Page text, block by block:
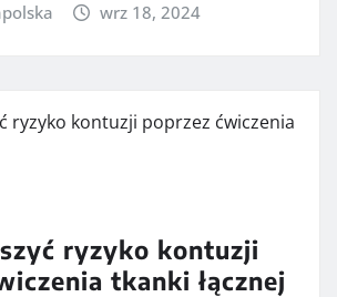
wrz 18, 2024
ryzyko kontuzji
tkanki łącznej